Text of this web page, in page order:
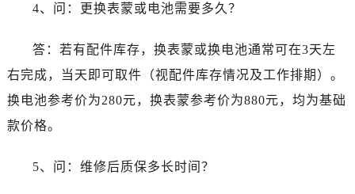
4、问：更换表蒙或电池需要多久？
答：若有配件库存，换表蒙或换电池通常可在3天左
右完成，当天即可取件（视配件库存情况及工作排期）。
换电池参考价为280元，换表蒙参考价为880元，均为基础
款价格。
5、问：维修后质保多长时间？